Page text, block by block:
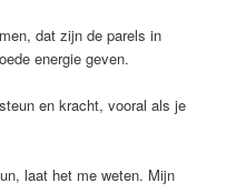
dat zijn de parels in
energie geven.
en kracht, vooral als je
laat het me weten. Mijn